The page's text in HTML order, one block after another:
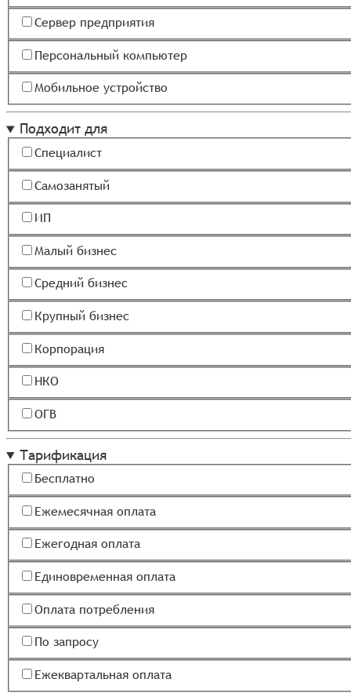
Сервер предприятия
Персональный компьютер
Мобильное устройство
Подходит для
Специалист
Самозанятый
ИП
Малый бизнес
Средний бизнес
Крупный бизнес
Корпорация
НКО
ОГВ
Тарификация
Бесплатно
Ежемесячная оплата
Ежегодная оплата
Единовременная оплата
Оплата потребления
По запросу
Ежеквартальная оплата